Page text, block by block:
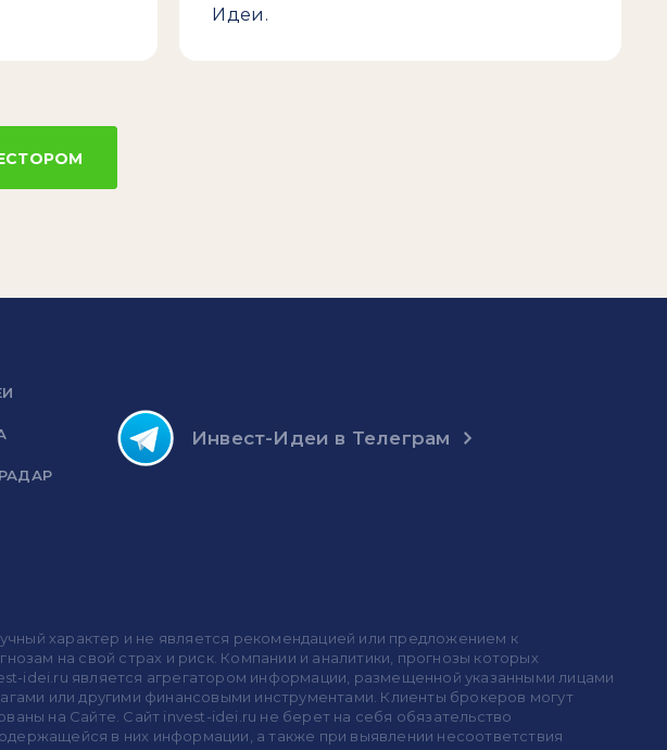
Идеи.
Инвест-Идеи в Телеграм
характер и не является рекомендацией или предложением к
на свой страх и риск. Компании и аналитики, прогнозы которых
idei.ru является агрегатором информации, размещенной указанными лицами
или другими финансовыми инструментами. Клиенты брокеров могут
на Сайте. Сайт invest-idei.ru не берет на себя обязательство
в них информации, а также при выявлении несоответствия